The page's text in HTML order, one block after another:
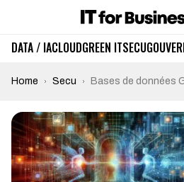
DATA / IACLOUDGREEN ITSECU
Home Secu Bases de données